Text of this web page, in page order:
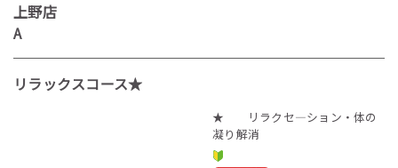
上野店
A
リラックスコース★
★ リラクセ―ション・体の
凝り解消